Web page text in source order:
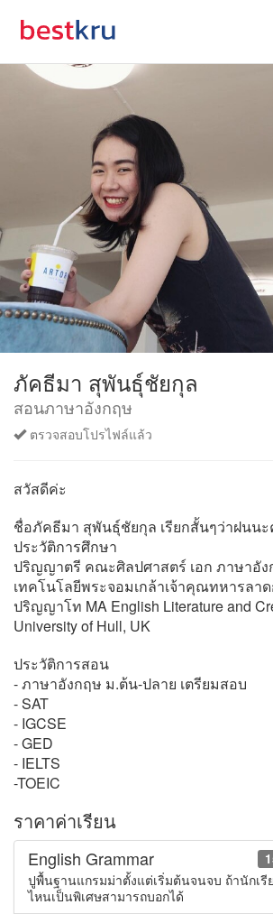
ภัคธีมา สุพันธุ์ชัยกุล
สอนภาษาอังกฤษ
ตรวจสอบโปรไฟล์แล้ว
สวัสดีค่ะ
ชื่อภัคธีมา สุพันธุ์ชัยกุล เรียกสั้นๆว่าฝนนะ
ประวัติการศึกษา
ปริญญาตรี คณะศิลปศาสตร์ เอก ภาษาอั
เทคโนโลยีพระจอมเกล้าเจ้าคุณทหารลา
ปริญญาโท MA English Literature and
University of Hull, UK
ประวัติการสอน
- ภาษาอังกฤษ ม.ต้น-ปลาย เตรียมสอบ
- SAT
- IGCSE
- GED
- IELTS
-TOEIC
ราคาค่าเรียน
English Grammar
ปูพื้นฐานแกรมม่าตั้งแต่เริ่มต้นจนจบ ถ้านักเรี
ไหนเป็นพิเศษสามารถบอกได้